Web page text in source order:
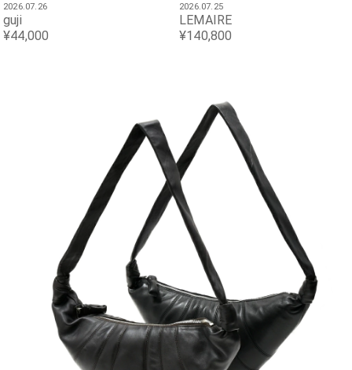
2026.07.26
guji
¥44,000
2026.07.25
LEMAIRE
¥140,800